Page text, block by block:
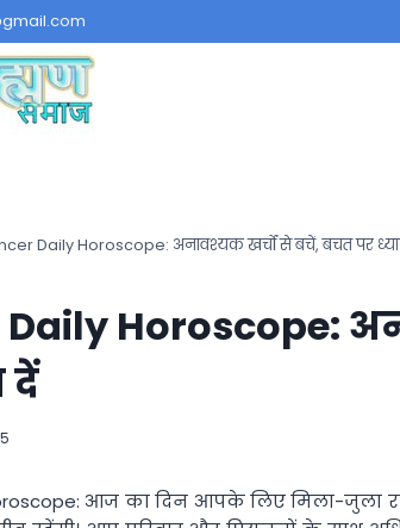
Daily Horoscope: अनावश्यक खर्चों से बचें, बचत पर
Horoscope:
दें
आज का दिन आपके लिए मिला-जुला